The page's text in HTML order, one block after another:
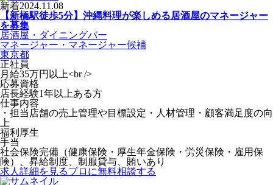
新着2024.11.08
【新橋駅徒歩5分】沖縄料理が楽しめる居酒屋のマネージャー
を募集
居酒屋・ダイニングバー
マネージャー・マネージャー候補
東京都
正社員
月給35万円以上<br />
応募資格
店長経験1年以上ある方
仕事内容
・担当店舗の売上管理や目標設定・人材管理・顧客満足度の向
上
福利厚生
手当
社会保険完備（健康保険・厚生年金保険・労災保険・雇用保
険）、昇給制度、制服貸与、賄いあり
求人詳細を見るプロに無料相談する